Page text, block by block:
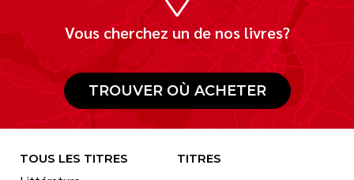
Vous cherchez un de nos livres?
TROUVER OÙ ACHETER
TOUS LES TITRES
TITRES